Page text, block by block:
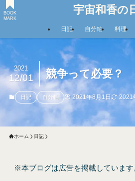
宇宙和香の
BOOK
MARK
日記 自分軸 料理
競争って必要？
2021
12/01
日記 自分軸 2021年8月1日 2021
ホーム 日記
※本ブログは広告を掲載しています